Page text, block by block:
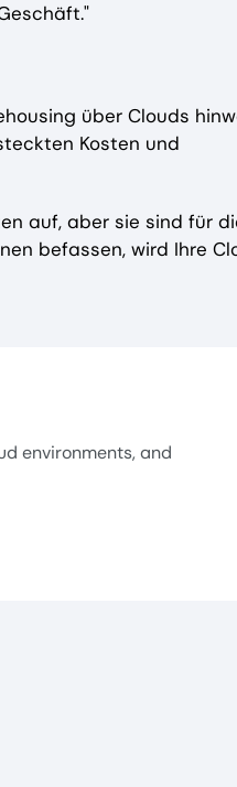
über Clouds
Kosten und
auf, aber sie sind für
befassen, wird Ihre
environments, and